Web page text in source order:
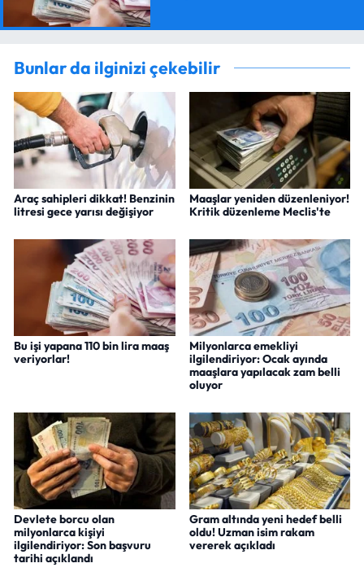
Bunlar da ilginizi çekebilir
Araç sahipleri dikkat! Benzinin
litresi gece yarısı değişiyor
Maaşlar yeniden düzenleniyor!
Kritik düzenleme Meclis'te
Bu işi yapana 110 bin lira maaş
veriyorlar!
Milyonlarca emekliyi
ilgilendiriyor: Ocak ayında
maaşlara yapılacak zam belli
oluyor
Devlete borcu olan
milyonlarca kişiyi
ilgilendiriyor: Son başvuru
tarihi açıklandı
Gram altında yeni hedef belli
oldu! Uzman isim rakam
vererek açıkladı